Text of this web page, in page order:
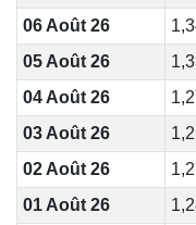
06 Août 26
05 Août 26
04 Août 26
03 Août 26
02 Août 26
01 Août 26